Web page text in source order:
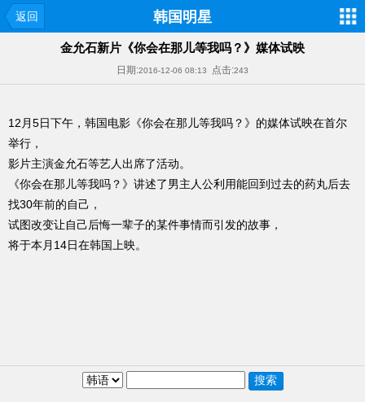
返回 韩国明星
金允石新片《你会在那儿等我吗？》媒体试映
日期:2016-12-06 08:13 点击:243
12月5日下午，韩国电影《你会在那儿等我吗？》的媒体试映在首尔
举行，
影片主演金允石等艺人出席了活动。
《你会在那儿等我吗？》讲述了男主人公利用能回到过去的药丸后去
找30年前的自己，
试图改变让自己后悔一辈子的某件事情而引发的故事，
将于本月14日在韩国上映。